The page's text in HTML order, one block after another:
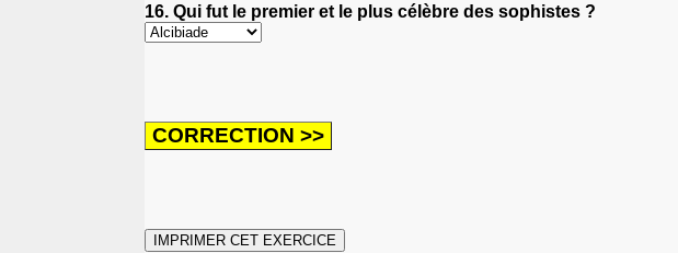
16. Qui fut le premier et le plus célèbre des sophistes ?